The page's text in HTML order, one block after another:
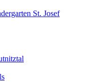
St. Josef